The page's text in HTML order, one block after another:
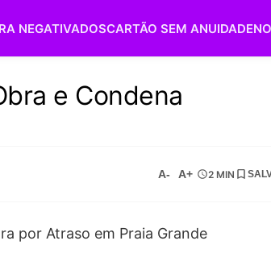
NEGATIVADOSCARTÃO SEM ANUIDADE
e Condena
A- A+ 2 MIN